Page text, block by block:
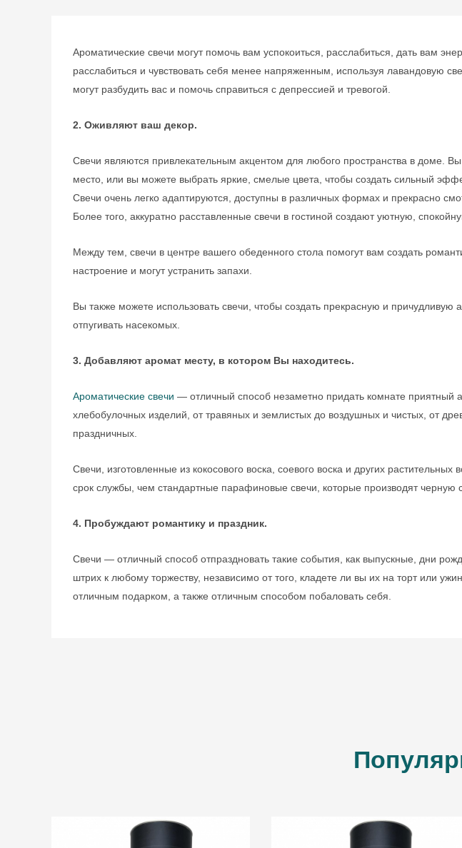
Ароматические свечи могут помочь вам успокоиться, расслабиться, дать вам
расслабиться и чувствовать себя менее напряженным, используя лавандовую
могут разбудить вас и помочь справиться с депрессией и тревогой.
2. Оживляют ваш декор.
Свечи являются привлекательным акцентом для любого пространства в доме.
место, или вы можете выбрать яркие, смелые цвета, чтобы создать сильный
Свечи очень легко адаптируются, доступны в различных формах и прекрасно
Более того, аккуратно расставленные свечи в гостиной создают уютную,
Между тем, свечи в центре вашего обеденного стола помогут вам создать
настроение и могут устранить запахи.
Вы также можете использовать свечи, чтобы создать прекрасную и
отпугивать насекомых.
3. Добавляют аромат месту, в котором Вы находитесь.
Ароматические свечи — отличный способ незаметно придать комнате
хлебобулочных изделий, от травяных и землистых до воздушных и чистых, от
праздничных.
Свечи, изготовленные из кокосового воска, соевого воска и других
срок службы, чем стандартные парафиновые свечи, которые производят черную
4. Пробуждают романтику и праздник.
Свечи — отличный способ отпраздновать такие события, как выпускные, дни
штрих к любому торжеству, независимо от того, кладете ли вы их на торт или
отличным подарком, а также отличным способом побаловать себя.